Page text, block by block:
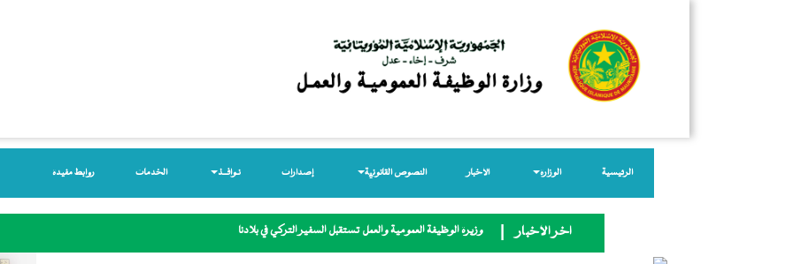
الرئيسية الوزارة الأخبار النصوص القانونیة إصدارات نـوافــذ الخدمات روابط مفيدة
آخر الأخبار وزيرة الوظيفة العمومية والعمل تستقبل السفير التركي في بلادنا